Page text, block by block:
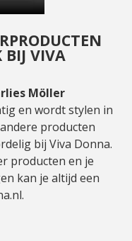
BIJ VIVA
Möller
en wordt stylen in
producten
bij Viva Donna.
producten en je
kan je altijd een
.